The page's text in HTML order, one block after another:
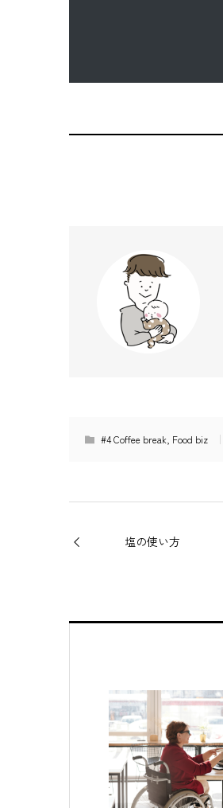
#4 Coffee break, Food biz
塩の使い方